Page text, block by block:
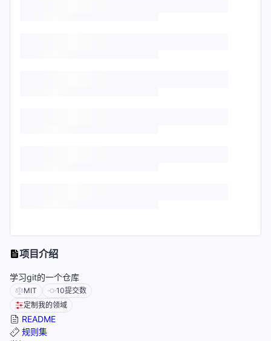
项目介绍
学习git的一个仓库
MIT 10提交数
定制我的领域
README
规则集